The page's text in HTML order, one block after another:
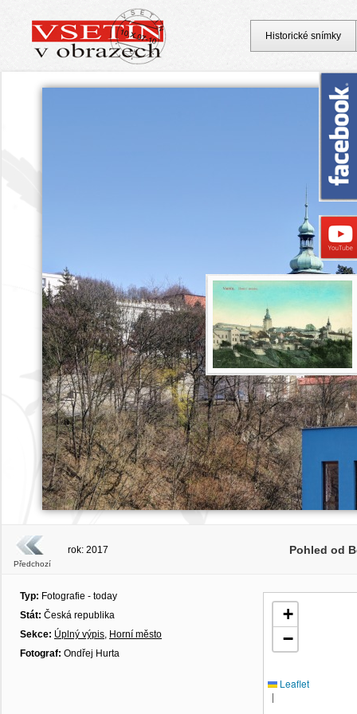
Předchozí
rok: 2017 Pohled od
Typ: Fotografie - today
Stát: Česká republika
Sekce: Úplný výpis, Horní město
Fotograf: Ondřej Hurta
+
−
Leaflet
|
Historické snímky